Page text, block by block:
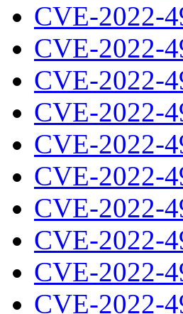
CVE-2022-
CVE-2022-
CVE-2022-
CVE-2022-
CVE-2022-
CVE-2022-
CVE-2022-
CVE-2022-
CVE-2022-
CVE-2022-